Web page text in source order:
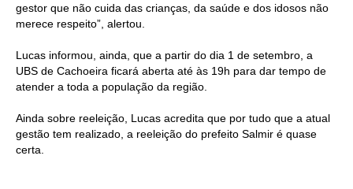
gestor que não cuida das crianças, da saúde e dos idosos não
merece respeito”, alertou.
Lucas informou, ainda, que a partir do dia 1 de setembro, a
UBS de Cachoeira ficará aberta até às 19h para dar tempo de
atender a toda a população da região.
Ainda sobre reeleição, Lucas acredita que por tudo que a atual
gestão tem realizado, a reeleição do prefeito Salmir é quase
certa.